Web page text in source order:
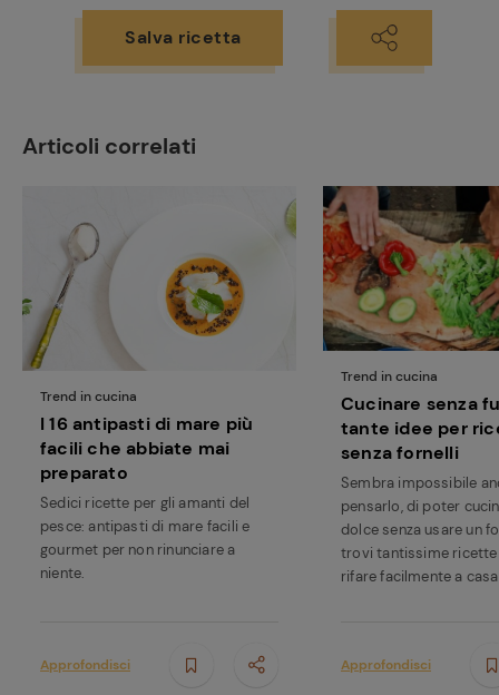
Salva ricetta
Articoli correlati
Trend in cucina
I 16 antipasti di mare più
facili che abbiate mai
preparato
Sedici ricette per gli amanti del
pesce: antipasti di mare facili e
gourmet per non rinunciare a
niente.
Approfondisci
Trend in cucina
Cucinare senza
tante idee per
senza fornelli
Sembra impossibile
pensarlo, di poter
dolce senza usare un
trovi tantissime ricette
rifare facilmente a
Approfondisci